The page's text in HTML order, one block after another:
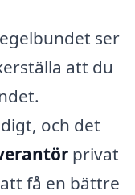
ser
att du
och det
privat
få en bättre